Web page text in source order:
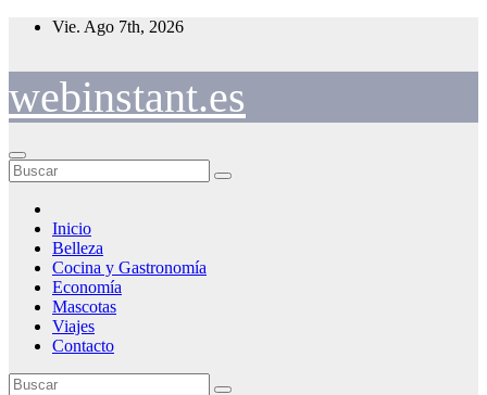
Saltar
Vie. Ago 7th, 2026
webinstant.es
Inicio
Belleza
Cocina y Gastronomía
Economía
Mascotas
Viajes
Contacto